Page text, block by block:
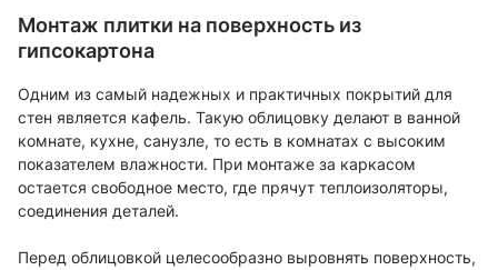
Монтаж плитки на поверхность из
гипсокартона
Одним из самый надежных и практичных покрытий для
стен является кафель. Такую облицовку делают в ванной
комнате, кухне, санузле, то есть в комнатах с высоким
показателем влажности. При монтаже за каркасом
остается свободное место, где прячут теплоизоляторы,
соединения деталей.
Перед облицовкой целесообразно выровнять поверхность,